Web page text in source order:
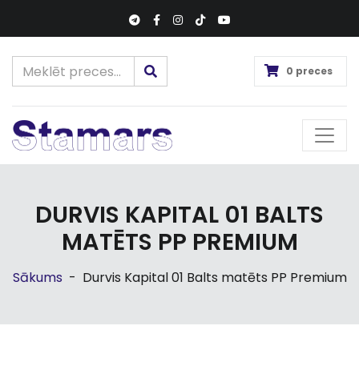
0 preces
DURVIS KAPITAL 01 BALTS
MATĒTS PP PREMIUM
Sākums - Durvis Kapital 01 Balts matēts PP Premium